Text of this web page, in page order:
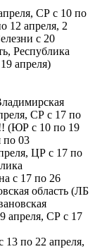
СР с 10 по
12 апреля, 2
с 20
Республика
апреля)
СР с 17 по
(ЮР с 10 по 19
по 03
ЦР с 17 по
с 17 по 26
область (ЛБ
апреля, СР с 17
13 по 22 апреля,